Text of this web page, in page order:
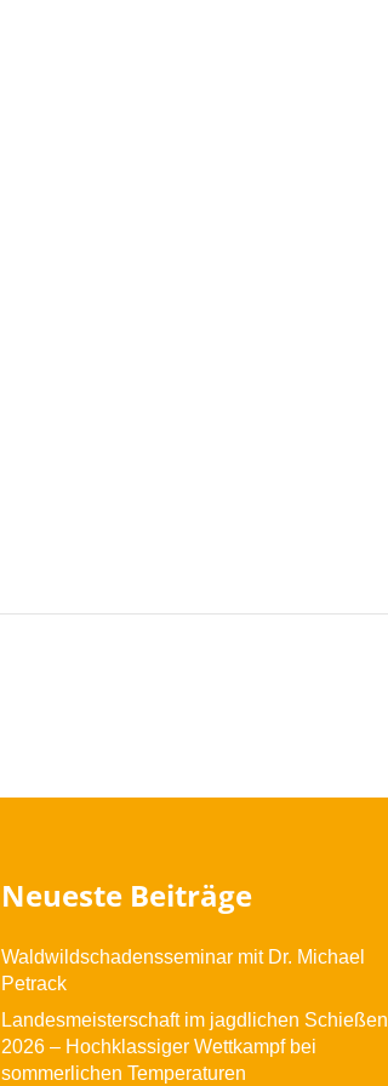
Neueste Beiträge
Waldwildschadensseminar mit Dr. Michael
Petrack
Landesmeisterschaft im jagdlichen Schießen
2026 – Hochklassiger Wettkampf bei
sommerlichen Temperaturen